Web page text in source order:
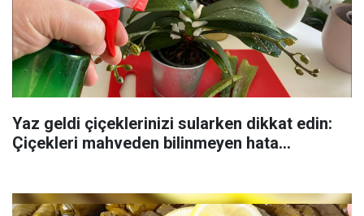
Yaz geldi çiçeklerinizi sularken dikkat edin:
Çiçekleri mahveden bilinmeyen hata...